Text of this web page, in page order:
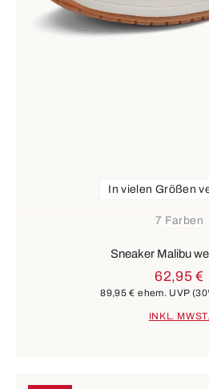
7 Farben
In vielen Größen
Sneaker Malibu
62,95 €
89,95 € ehem. UVP
INKL. MWST.